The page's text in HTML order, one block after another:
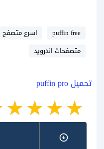
puffin free اسرع متصفح
متصفحات اندرويد
تحميل puffin pro